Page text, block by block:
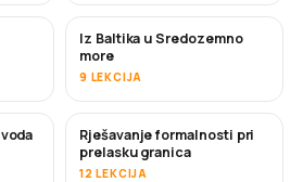
USKORO
Iz Baltika u Sredozemno
more
9 LEKCIJA
Rješavanje formalnosti pri
prelasku granica
12 LEKCIJA